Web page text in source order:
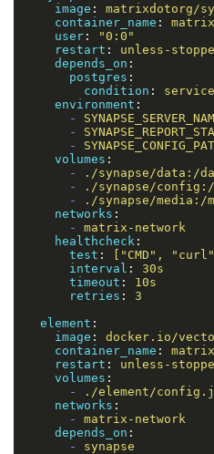
image :
matrixdotorg/
container_name :
user :
"0:0"
restart :
unless-
depends_on :
postgres :
condition :
environment :
-
-
-
volumes :
-
./synapse/data:/
-
./synapse/
-
./synapse/media:/
networks :
-
matrix-network
healthcheck :
test :
["CMD",
interval :
30s
timeout :
10s
retries :
3
element :
image :
docker.io/
container_name :
restart :
unless-
volumes :
-
./element/
networks :
-
matrix-network
depends_on :
-
synapse